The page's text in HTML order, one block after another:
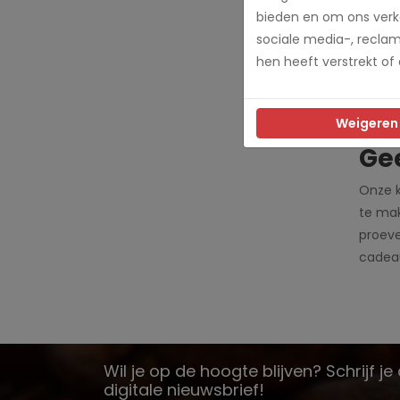
Bij
Onze
te
Wil je op de hoogte blijven? Schrijf
digitale nieuwsbrief!
bieden en om ons
sociale media-,
hen heeft verstrekt of
Weigeren